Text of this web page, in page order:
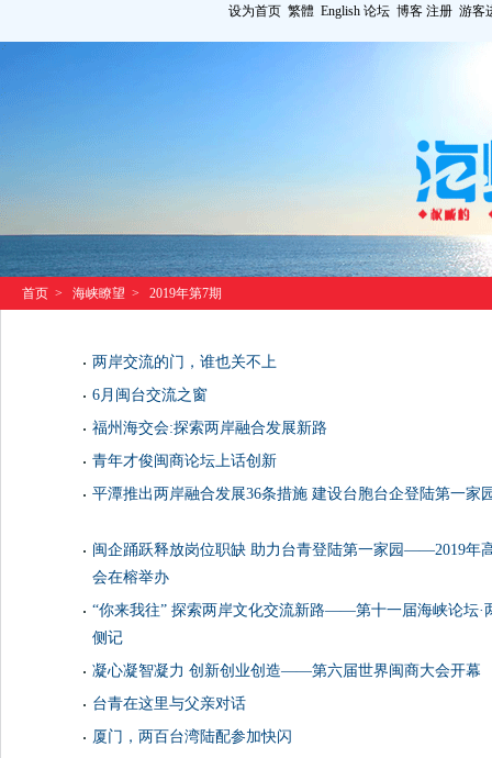
设为首页 繁體 English 论坛 博客 注册 游客
首页 > 海峡瞭望 > 2019年第7期
两岸交流的门，谁也关不上
6月闽台交流之窗
福州海交会:探索两岸融合发展新路
青年才俊闽商论坛上话创新
平潭推出两岸融合发展36条措施 建设台胞台企登陆第一家
闽企踊跃释放岗位职缺 助力台青登陆第一家园——2019年
会在榕举办
“你来我往” 探索两岸文化交流新路——第十一届海峡论坛·
侧记
凝心凝智凝力 创新创业创造——第六届世界闽商大会开幕
台青在这里与父亲对话
厦门，两百台湾陆配参加快闪